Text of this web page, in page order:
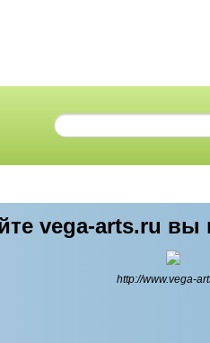
vega-arts.ru вы
http://www.vega-